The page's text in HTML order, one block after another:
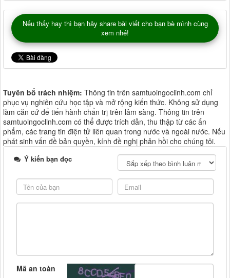
Nếu thấy hay thì bạn hãy share bài viết cho bạn bè mình cùng
xem nhé!
Tuyên bố trách nhiệm: Thông tin trên samtuoingoclinh.com chỉ
phục vụ nghiên cứu học tập và mở rộng kiến thức. Không sử dụng
làm căn cứ để tiến hành chẩn trị trên lâm sàng. Thông tin trên
samtuoingoclinh.com có thể được trích dẫn, thu thập từ các ấn
phẩm, các trang tin điện tử liên quan trong nước và ngoài nước. Nếu
phát sinh vấn đề bản quyền, kính đề nghị phản hồi cho chúng tôi.
Ý kiến bạn đọc
Mã an toàn